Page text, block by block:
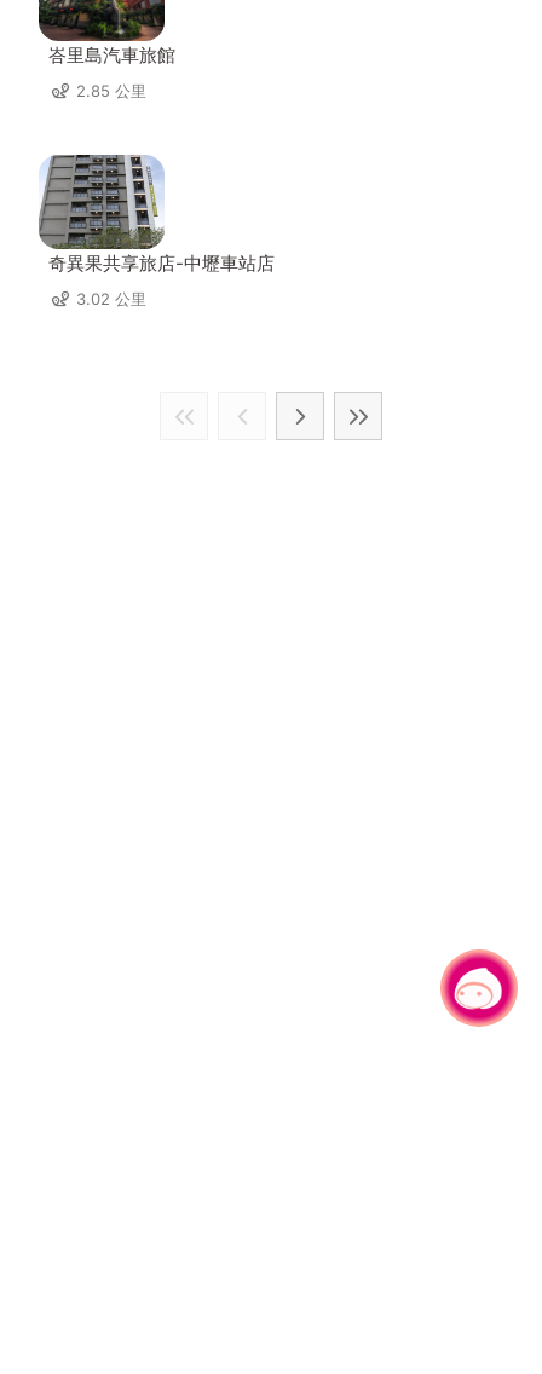
峇里島汽車旅館
2.85 公里
奇異果共享旅店-中壢車站店
3.02 公里